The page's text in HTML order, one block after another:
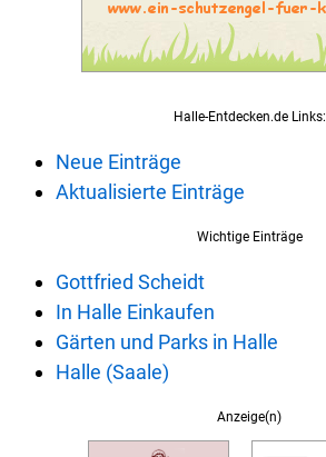
Halle-Entdecken.de Links:
Neue Einträge
Aktualisierte Einträge
Wichtige Einträge
Gottfried Scheidt
In Halle Einkaufen
Gärten und Parks in Halle
Halle (Saale)
Anzeige(n)